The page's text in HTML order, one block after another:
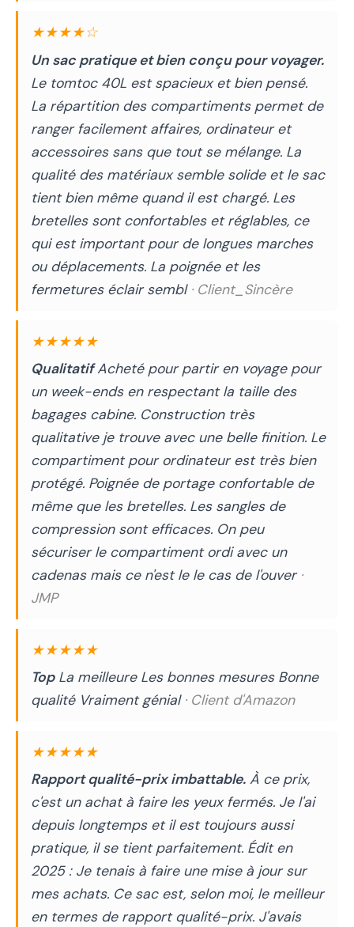
★★★★☆
Un sac pratique et bien conçu pour voyager.
Le tomtoc 40L est spacieux et bien pensé.
La répartition des compartiments permet de
ranger facilement affaires, ordinateur et
accessoires sans que tout se mélange. La
qualité des matériaux semble solide et le sac
tient bien même quand il est chargé. Les
bretelles sont confortables et réglables, ce
qui est important pour de longues marches
ou déplacements. La poignée et les
fermetures éclair sembl · Client_Sincère
★★★★★
QualitatifAcheté pour partir en voyage pour
un week-ends en respectant la taille des
bagages cabine. Construction très
qualitative je trouve avec une belle finition. Le
compartiment pour ordinateur est très bien
protégé. Poignée de portage confortable de
même que les bretelles. Les sangles de
compression sont efficaces. On peu
sécuriser le compartiment ordi avec un
cadenas mais ce n'est le le cas de l'ouver ·
JMP
★★★★★
TopLa meilleure Les bonnes mesures Bonne
qualité Vraiment génial · Client d'Amazon
★★★★★
Rapport qualité-prix imbattable. À ce prix,
c'est un achat à faire les yeux fermés. Je l'ai
depuis longtemps et il est toujours aussi
pratique, il se tient parfaitement. Édit en
2025 : Je tenais à faire une mise à jour sur
mes achats. Ce sac est, selon moi, le meilleur
en termes de rapport qualité-prix. J'avais